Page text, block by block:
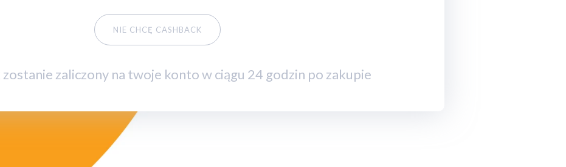
NIE CHCĘ CASHBACK
zostanie zaliczony na twoje konto w ciągu 24 godzin po zakupie